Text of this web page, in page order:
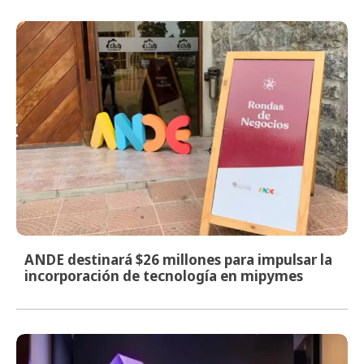
ANDE destinará $26 millones para impulsar la
incorporación de tecnología en mipymes